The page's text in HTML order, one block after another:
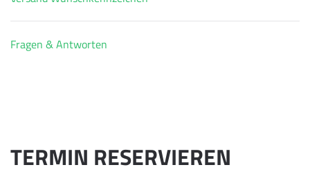
Fragen & Antworten
TERMIN RESERVIEREN